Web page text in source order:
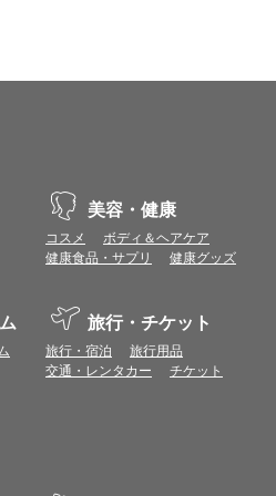
が使用できる環境でご利用ください。
トまたは表示ポイント数をプレミアムポイ
。
があります。ポイント付与時期はショップご
ましては表示ポイント数と付与ポイント数
トは付きません。
ならない場合があります。
。
から再度ショップへアクセスしてください。
。
起動して、その後ブラウザのショップサイ
美容・健康
コスメ
ボディ＆ヘアケア
健康食品・サプリ
健康グッズ
旅行・チケット
旅行・宿泊
旅行用品
交通・レンタカー
チケット